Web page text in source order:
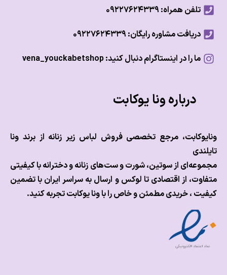
تلفن همراه: ۰۹۲۲۷۶۲۴۳۳۹
دریافت مشاوره رایگان: ۰۹۲۲۷۶۲۴۳۳۹
ما را در اینستاگرام دنبال کنید: vena_youckabetshop
درباره ونا یوکابت
مرجع تخصصی فروش لباس زیر زنانه از برند ونا
از سوتین، شورت و ست‌های زنانه و دخترانه با کیفیتی
از اقتصادی تا لوکس وارسال به سراسر ایران با تضمین
، خریدی مطمئن و خاص را با ونا یوکابت تجربه کنید.